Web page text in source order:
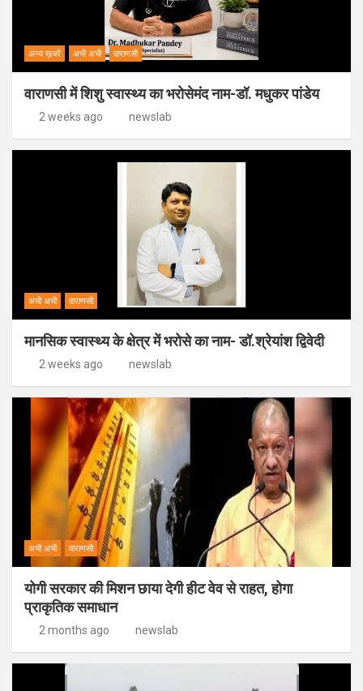
अन्य ख़बरें अभी अभी वाराणसी
वाराणसी में शिशु स्वास्थ्य का भरोसेमंद नाम-डॉ. मधुकर पांडेय
2 weeks ago newslab
अभी अभी वाराणसी
मानसिक स्वास्थ्य के क्षेत्र में भरोसे का नाम- डॉ.श्रेयांश द्विवेदी
2 weeks ago newslab
अभी अभी वाराणसी
योगी सरकार की मिशन छाया देगी हीट वेव से राहत, होगा
प्राकृतिक समाधान
2 months ago newslab